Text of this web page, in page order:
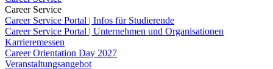
Career Service
Career Service Portal | Infos für Studierende
Career Service Portal | Unternehmen und Organisationen
Karrieremessen
Career Orientation Day 2027
Veranstaltungsangebot